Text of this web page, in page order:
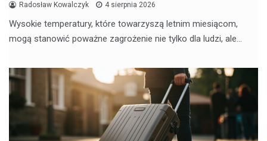
Radosław Kowalczyk 4 sierpnia 2026
Wysokie temperatury, które towarzyszą letnim miesiącom,
mogą stanowić poważne zagrożenie nie tylko dla ludzi, ale…